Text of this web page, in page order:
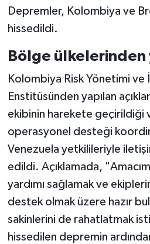
Depremler, Kolombiya ve
hissedildi.
Bölge ülkelerinden
Kolombiya Risk Yönetimi ve
Enstitüsünden yapılan
ekibinin harekete geçirildiği
operasyonel desteği
Venezuela yetkilileriyle
edildi. Açıklamada,
yardımı sağlamak ve
destek olmak üzere hazır
sakinlerini de rahatlatmak
hissedilen depremin